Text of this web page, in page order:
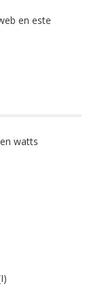
en este
watts